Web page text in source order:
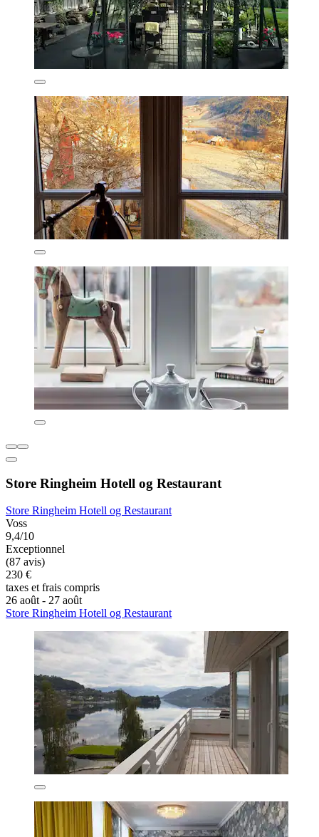
Store Ringheim Hotell og Restaurant
Store Ringheim Hotell og Restaurant
Voss
9,4/10
Exceptionnel
(87 avis)
230 €
taxes et frais compris
26 août - 27 août
Store Ringheim Hotell og Restaurant